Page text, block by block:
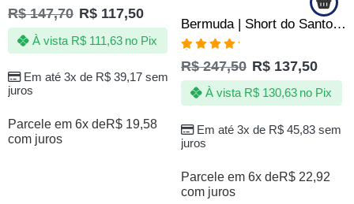
R$147,70 R$ 117,50
Em até 3x de R$39,17sem
juros
À vista R$111,63 no Pix
Parcele em 6x deR$ 19,58
com juros
Bermuda | Short do Santos Peixe Tactel Elastano Oficial
Avaliação
5.00de 5
R$247,50 R$ 137,50
Em até 3x de R$45,83sem
juros
À vista R$130,63 no Pix
Parcele em 6x deR$ 22,92
com juros